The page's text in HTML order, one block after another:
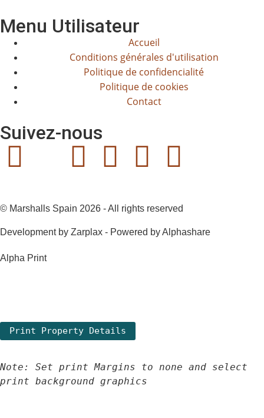
Menu Utilisateur
Accueil
Conditions générales d'utilisation
Politique de confidencialité
Politique de cookies
Contact
Suivez-nous
© Marshalls Spain 2026 - All rights reserved
Development by Zarplax - Powered by Alphashare
Alpha Print
Note: Set print Margins to none and select
print background graphics